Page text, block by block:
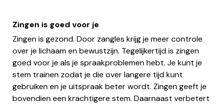
Zingen is goed voor je
Zingen is gezond. Door zangles krijg je meer controle
over je lichaam en bewustzijn. Tegelijkertijd is zingen
goed voor je als je spraakproblemen hebt. Je kunt je
stem trainen zodat je die over langere tijd kunt
gebruiken en je uitspraak beter wordt. Zingen geeft je
bovendien een krachtigere stem. Daarnaast verbetert